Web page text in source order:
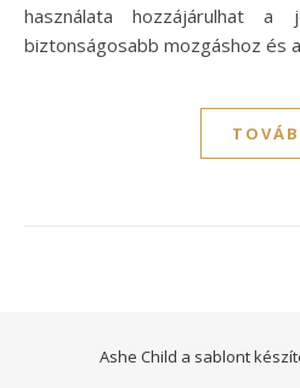
használata hozzájárulhat a
biztonságosabb mozgáshoz és
Ashe Child a sablont